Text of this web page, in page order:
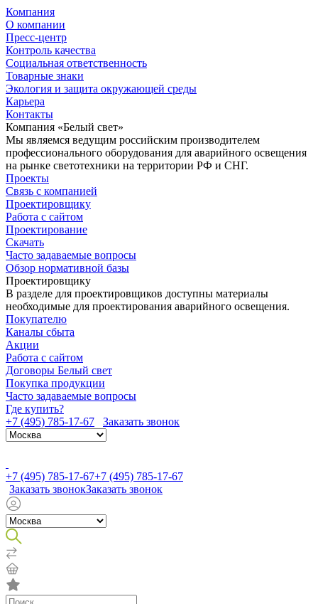
Компания
О компании
Пресс-центр
Контроль качества
Социальная ответственность
Товарные знаки
Экология и защита окружающей среды
Карьера
Контакты
Компания «Белый свет»
Мы являемся ведущим российским производителем
профессионального оборудования для аварийного освещения
на рынке светотехники на территории РФ и СНГ.
Проекты
Связь с компанией
Проектировщику
Работа с сайтом
Проектирование
Скачать
Часто задаваемые вопросы
Обзор нормативной базы
Проектировщику
В разделе для проектировщиков доступны материалы
необходимые для проектирования аварийного освещения.
Покупателю
Каналы сбыта
Акции
Работа с сайтом
Договоры Белый свет
Покупка продукции
Часто задаваемые вопросы
Где купить?
+7 (495) 785-17-67
Заказать звонок
+7 (495) 785-17-67+7 (495) 785-17-67
Заказать звонокЗаказать звонок